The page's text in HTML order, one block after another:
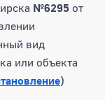
№6295 от
вид
или объекта
)